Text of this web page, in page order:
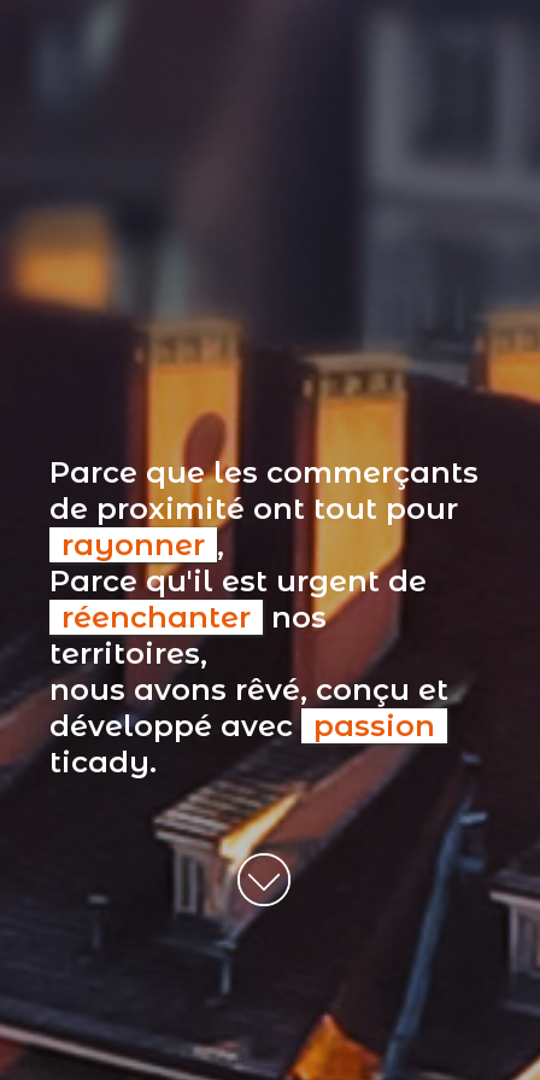
Parce que les commerçants
de proximité ont tout pour
rayonner ,
Parce qu'il est urgent de
réenchanter
nos
territoires,
nous avons rêvé, conçu et
développé avec passion
ticady.